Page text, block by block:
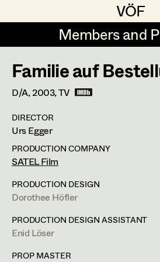
VÖF
VÖF
Members and
Members and
DE EN
Art Department
Costume
Retired Members
Honorary Members
Costume Supervisor
Assistant Costume
Costume Coordinator
Set Costumer Supervisor
Elisa Berger
Elisabeth Binder
Marion Grädler
Barbara Haegele
Ines Österreicher
m +43 650 888 44 78,
Familie auf
D/A,2003, TV
DIRECTOR
Urs Egger
PRODUCTION COMPANY
SATEL Film
PRODUCTION DESIGN
Dorothee Höfler
PRODUCTION DESIGN ASSISTANT
Enid Löser
PROP MASTER